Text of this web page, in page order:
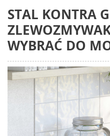
STAL KONTRA
WYBRAĆ DO